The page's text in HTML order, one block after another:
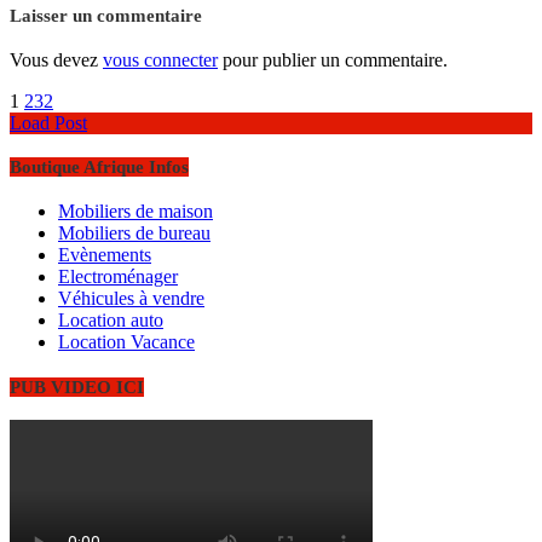
Laisser un commentaire
Vous devez vous connecterpour publier un commentaire.
1 232
Load Post
Boutique Afrique Infos
Mobiliers de maison
Mobiliers de bureau
Evènements
Electroménager
Véhicules à vendre
Location auto
Location Vacance
PUB VIDEO ICI